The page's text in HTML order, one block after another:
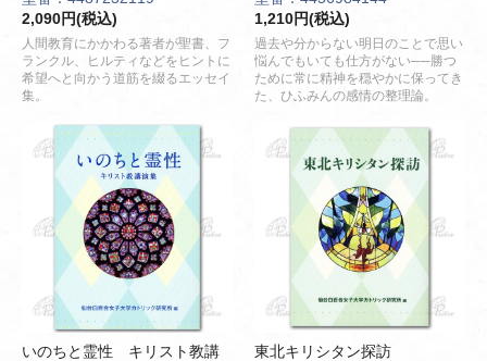
2,090円(税込)
人間教育にかかわる著者が聖書、フ
ランクル、ヒルティなどをヒントに
希望へと向かう道筋を綴るエッセイ
集。
1,210円(税込)
過去や分からない明日のことで思い
悩んでもいても仕方がない──勝つ
ために常に精神を穏やかに保ってき
た、ひふみんの感情の整理論。
いのちと霊性 キリスト教講
東北キリシタン探訪